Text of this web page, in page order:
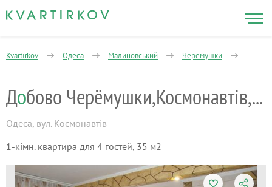
Kvartirkov Одеса Малиновський Черемушки 1-
До бово Черёмушки,Космонавтів,Філатова
Одеса, вул. Космонавтів
1-кімн. квартира для 4 гостей, 35 м2